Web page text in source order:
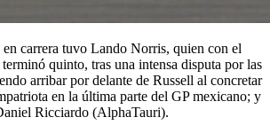
en carrera tuvo Lando Norris, quien con el
quinto, tras una intensa disputa por las
arribar por delante de Russell al concretar
en la última parte del GP mexicano; y
Ricciardo (AlphaTauri).